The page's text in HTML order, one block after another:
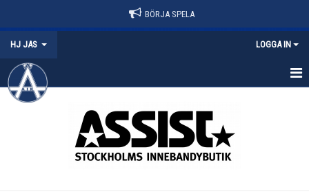
BÖRJA SPELA
HJ JAS LOGGA IN
HEM